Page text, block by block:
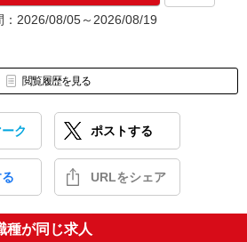
：2026/08/05～2026/08/19
閲覧履歴を見る
ク ポストする
URLをシェア
種が同じ求人